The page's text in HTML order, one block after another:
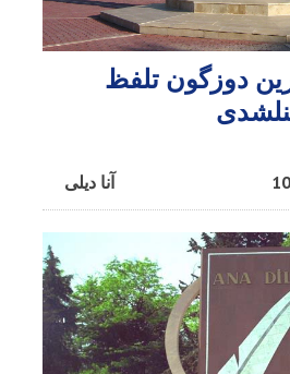
دوزگون تلفظ
آنا دیلی